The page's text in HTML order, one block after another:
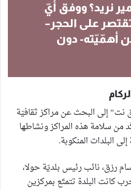
نريد؟ ووفق أيّ
على الحجر–
أهمّيّته- دون
نت“ إلى البحث عن مراكز ثقافيّة
من سلامة هذه المراكز ونشاطها
البلدات المنكوبة.
رزق، نائب رئيس بلديّة حولا،
كانت البلدة تتمتّع بمركزين